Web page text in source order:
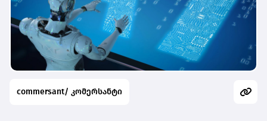
commersant/ კომერსანტი